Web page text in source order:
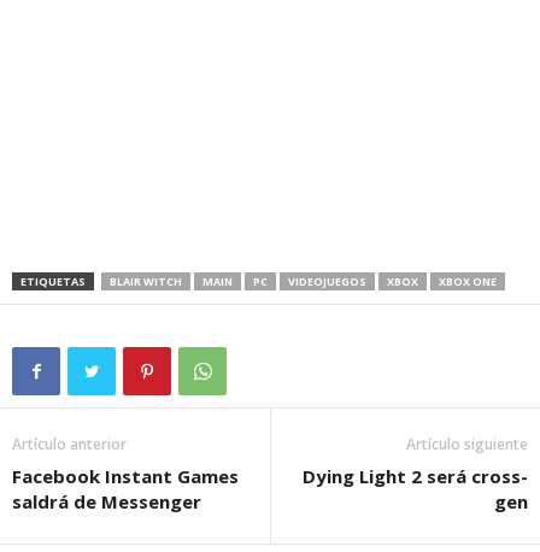
ETIQUETAS BLAIR WITCH MAIN PC VIDEOJUEGOS XBOX XBOX ONE
Artículo anterior
Facebook Instant Games
saldrá de Messenger
Artículo siguiente
Dying Light 2 será cross-
gen